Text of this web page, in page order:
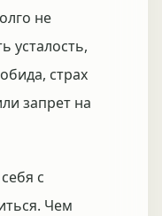
не
усталость,
страх
запрет на
с
Чем